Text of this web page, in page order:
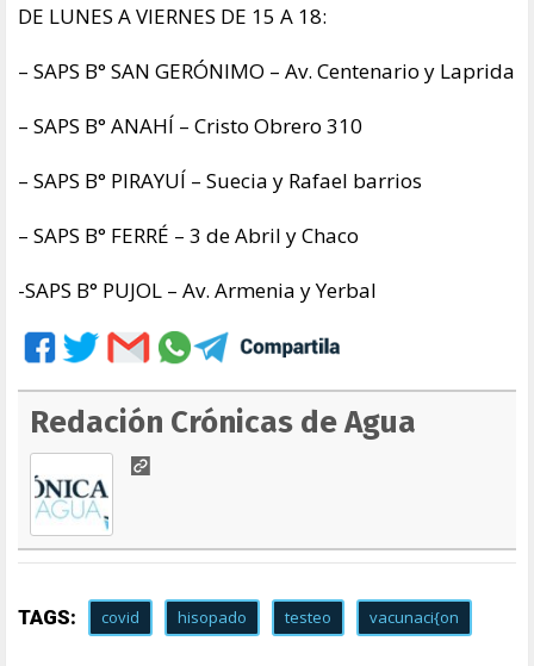
DE LUNES A VIERNES DE 15 A 18:
– SAPS B° SAN GERÓNIMO – Av. Centenario y Laprida
– SAPS B° ANAHÍ – Cristo Obrero 310
– SAPS B° PIRAYUÍ – Suecia y Rafael barrios
– SAPS B° FERRÉ – 3 de Abril y Chaco
-SAPS B° PUJOL – Av. Armenia y Yerbal
Redación Crónicas de Agua
TAGS: covid hisopado testeo vacunaci{on